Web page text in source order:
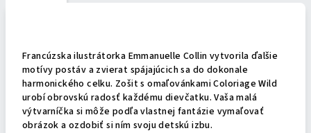
Francúzska ilustrátorka Emmanuelle Collin vytvorila ďalšie
motívy postáv a zvierat spájajúcich sa do dokonale
harmonického celku. Zošit s omaľovánkami Coloriage Wild
urobí obrovskú radosť každému dievčatku. Vaša malá
výtvarníčka si môže podľa vlastnej fantázie vymaľovať
obrázok a ozdobiť si ním svoju detskú izbu.